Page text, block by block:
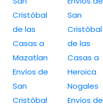
Cristóbal
de las
Casas a
Mazatlan
Envíos de
San
Cristóbal
San
Cristóbal
de las
Casas a
Heroica
Nogales
Envíos de